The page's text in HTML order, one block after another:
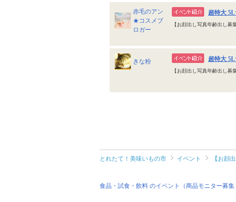
赤毛のアン
★コスメブ
ロガー
超特大
【お顔出し写真年齢出し募
きな粉 超特大
【お顔出し写真年齢出し
とれたて！美味いもの市 イベント 【お顔
食品・試食・飲料 のイベント（商品モニター募